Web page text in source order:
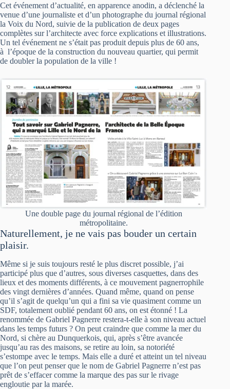
Cet événement d’actualité, en apparence anodin, a déclenché la
venue d’une journaliste et d’un photographe du journal régional
la Voix du Nord, suivie de la publication de deux pages
complètes sur l’architecte avec force explications et illustrations.
Un tel événement ne s’était pas produit depuis plus de 60 ans,
à l’époque de la construction du nouveau quartier, qui permit
de doubler la population de la ville !
Une double page du journal régional de l’édition
métropolitaine.
Naturellement, je ne vais pas bouder un certain
plaisir.
Même si je suis toujours resté le plus discret possible, j’ai
participé plus que d’autres, sous diverses casquettes, dans des
lieux et des moments différents, à ce mouvement pagnerrophile
des vingt dernières d’années. Quand même, quand on pense
qu’il s’agit de quelqu’un qui a fini sa vie quasiment comme un
SDF, totalement oublié pendant 60 ans, on est étonné ! La
renommée de Gabriel Pagnerre restera-t-elle à son niveau actuel
dans les temps futurs ? On peut craindre que comme la mer du
Nord, si chère au Dunquerkois, qui, après s’être avancée
jusqu’au ras des maisons, se retire au loin, sa notoriété
s’estompe avec le temps. Mais elle a duré et atteint un tel niveau
que l’on peut penser que le nom de Gabriel Pagnerre n’est pas
prêt de s’effacer comme la marque des pas sur le rivage
engloutie par la marée.